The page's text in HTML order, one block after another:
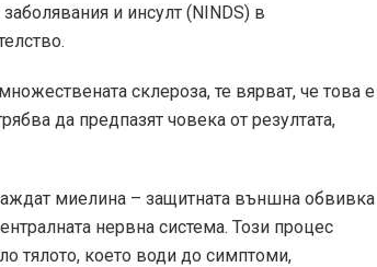
и инсулт (NINDS) в
склероза, те вярват, че това е
да предпазят човека от резултата,
миелина – защитната външна обвивка
нервна система. Този процес
тялото, което води до симптоми,